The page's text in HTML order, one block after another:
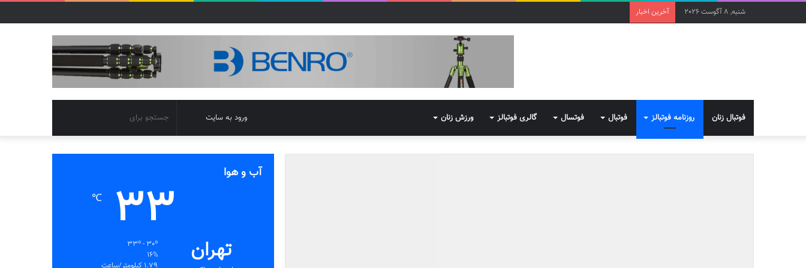
شنبه, 8 آگوست 2026 آخرین اخبار
فوتبال زنان روزنامه فوتبالز فوتبال فوتسال گالری فوتبالز ورزش زنان
برای
تغییر
پوسته
ورود به سایت
آب و هوا
تهران
33
℃
16%
1.79 کیلومتر/ساعت